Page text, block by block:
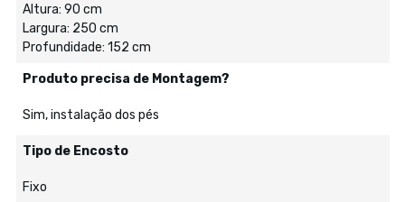
Altura: 90 cm
Largura: 250 cm
Profundidade: 152 cm
Produto precisa de Montagem?
Sim, instalação dos pés
Tipo de Encosto
Fixo